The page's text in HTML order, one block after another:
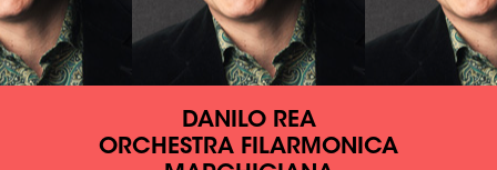
DANILO REA
ORCHESTRA FILARMONICA